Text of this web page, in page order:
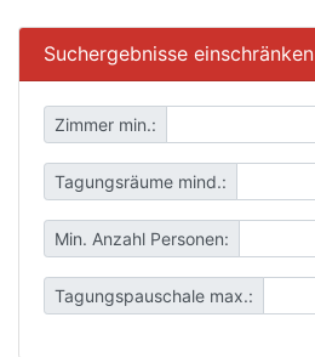
Suchergebnisse einschränken
Zimmer min.:
Tagungsräume mind.:
Min. Anzahl Personen:
Tagungspauschale max.: